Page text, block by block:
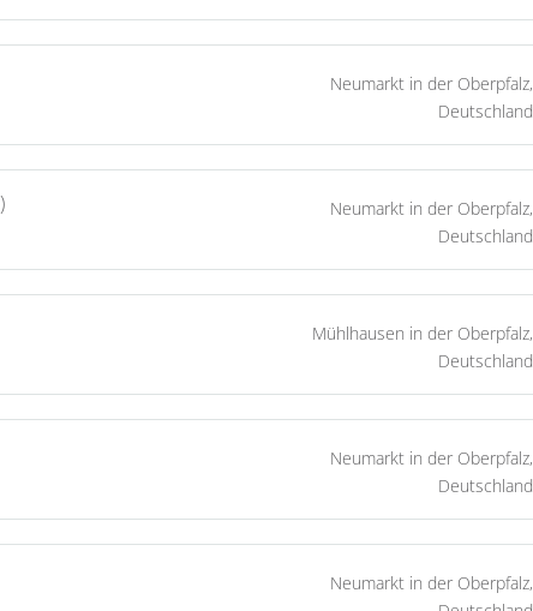
Neumarkt in der Oberpfalz,
Deutschland
Neumarkt in der Oberpfalz,
Deutschland
Mühlhausen in der Oberpfalz,
Deutschland
Neumarkt in der Oberpfalz,
Deutschland
Neumarkt in der Oberpfalz,